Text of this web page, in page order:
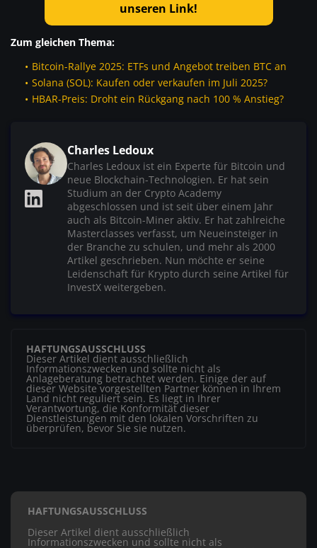
unseren Link!
Zum gleichen Thema:
Bitcoin-Rallye 2025: ETFs und Angebot treiben BTC an
Solana (SOL): Kaufen oder verkaufen im Juli 2025?
HBAR-Preis: Droht ein Rückgang nach 100 % Anstieg?
Charles Ledoux
Charles Ledoux ist ein Experte für Bitcoin und
neue Blockchain-Technologien. Er hat sein
Studium an der Crypto Academy
abgeschlossen und ist seit über einem Jahr
auch als Bitcoin-Miner aktiv. Er hat zahlreiche
Masterclasses verfasst, um Neueinsteiger in
der Branche zu schulen, und mehr als 2000
Artikel geschrieben. Nun möchte er seine
Leidenschaft für Krypto durch seine Artikel für
InvestX weitergeben.
HAFTUNGSAUSSCHLUSS
Dieser Artikel dient ausschließlich
Informationszwecken und sollte nicht als
Anlageberatung betrachtet werden. Einige der auf
dieser Website vorgestellten Partner können in Ihrem
Land nicht reguliert sein. Es liegt in Ihrer
Verantwortung, die Konformität dieser
Dienstleistungen mit den lokalen Vorschriften zu
überprüfen, bevor Sie sie nutzen.
HAFTUNGSAUSSCHLUSS
Dieser Artikel dient ausschließlich
Informationszwecken und sollte nicht als